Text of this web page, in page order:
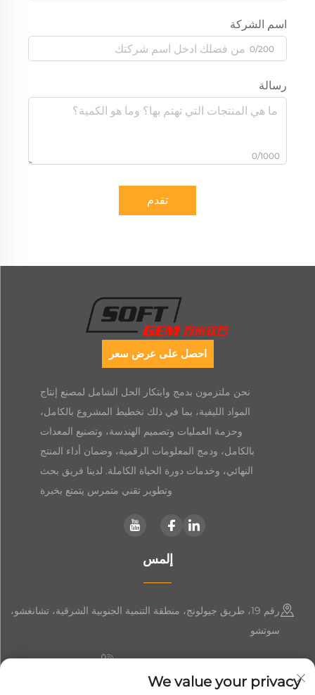
اسم الشركة
0/200
رسالة
0/1000
تقدم
احصل على عرض سعر
نحن ملتزمون بدمج وابتكار الحل الشامل لمصنع إنتاج
المواد الليفية، بما في ذلك تخطيط المشروع بالكامل،
وحزمة العمليات وتصميم الهندسة، وتصنيع المعدات
بالكامل، ودمج المعلومات الرقمية، وضمان أداء المنتج
النهائي، وخدمات دورة الحياة الكاملة. لدينا فريق بحث
وتطوير تقني متمرس يتمتع بخبرة
إلمس
رقم 19، طريق جيولونج، منطقة التنمية الجنوبية الشرقية، تشانغشو،
سوتشو
+86-19906239903
[email protected]
We value your privacy